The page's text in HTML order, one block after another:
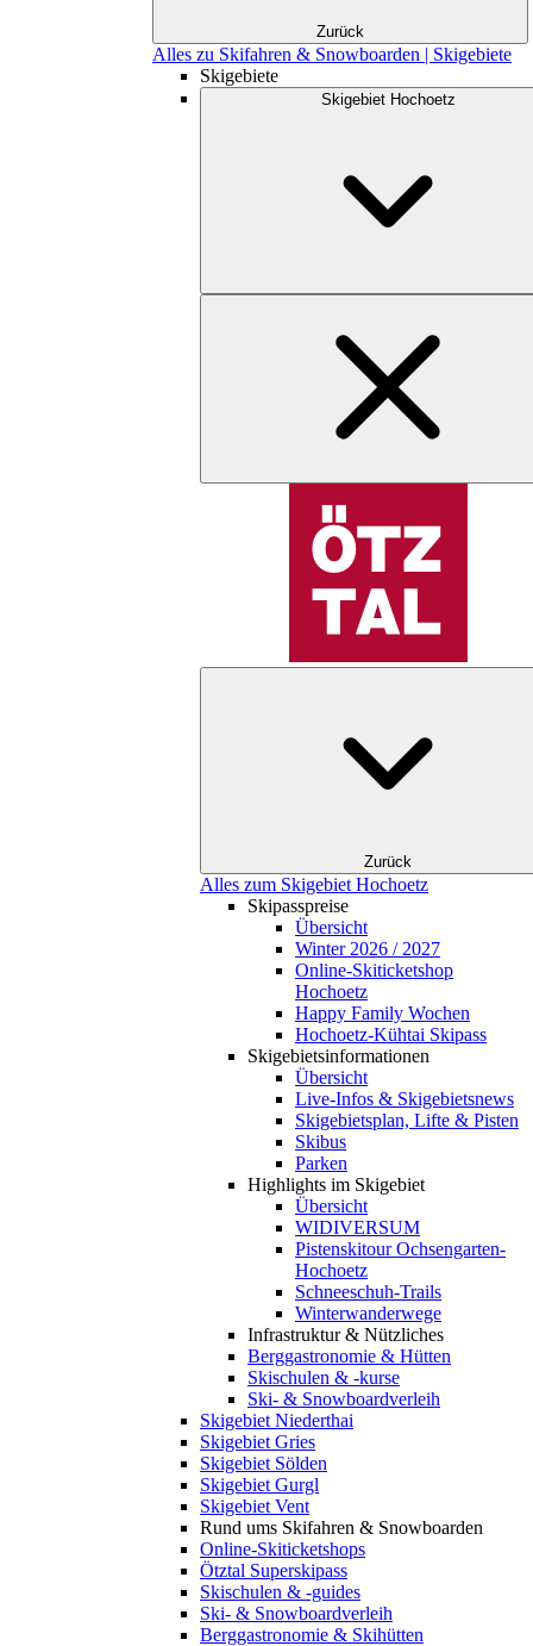
Zurück
Alles zu Skifahren & Snowboarden | Skigebiete
Skigebiete
Skigebiet Hochoetz
Zurück
Alles zum Skigebiet Hochoetz
Skipasspreise
Übersicht
Winter 2026 / 2027
Online-Skiticketshop
Hochoetz
Happy Family Wochen
Hochoetz-Kühtai Skipass
Skigebietsinformationen
Übersicht
Live-Infos & Skigebietsnews
Skigebietsplan, Lifte & Pisten
Skibus
Parken
Highlights im Skigebiet
Übersicht
WIDIVERSUM
Pistenskitour Ochsengarten-
Hochoetz
Schneeschuh-Trails
Winterwanderwege
Infrastruktur & Nützliches
Berggastronomie & Hütten
Skischulen & -kurse
Ski- & Snowboardverleih
Skigebiet Niederthai
Skigebiet Gries
Skigebiet Sölden
Skigebiet Gurgl
Skigebiet Vent
Rund ums Skifahren & Snowboarden
Online-Skiticketshops
Ötztal Superskipass
Skischulen & -guides
Ski- & Snowboardverleih
Berggastronomie & Skihütten